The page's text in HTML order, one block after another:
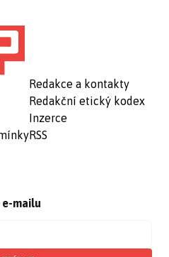
Redakce a kontakty
Redakční etický kodex
Inzerce
RSS
mailu